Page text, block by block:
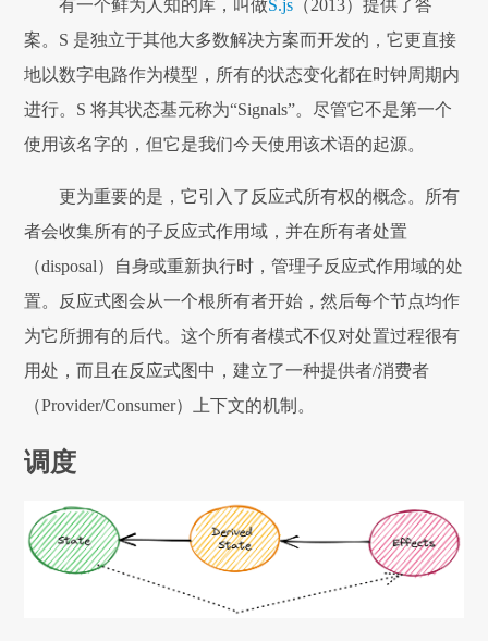
有一个鲜为人知的库，叫做S.js （2013）提供了答
案。S 是独立于其他大多数解决方案而开发的，它更直接
地以数字电路作为模型，所有的状态变化都在时钟周期内
进行。S 将其状态基元称为“Signals”。尽管它不是第一个
使用该名字的，但它是我们今天使用该术语的起源。
更为重要的是，它引入了反应式所有权的概念。所有
者会收集所有的子反应式作用域，并在所有者处置
（disposal）自身或重新执行时，管理子反应式作用域的处
置。反应式图会从一个根所有者开始，然后每个节点均作
为它所拥有的后代。这个所有者模式不仅对处置过程很有
用处，而且在反应式图中，建立了一种提供者/消费者
（Provider/Consumer）上下文的机制。
调度